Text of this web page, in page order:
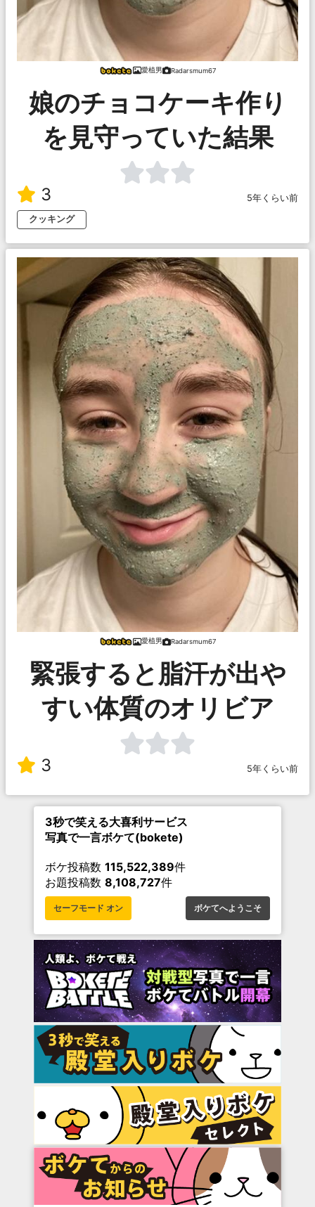
愛植男 Radarsmum67
娘のチョコケーキ作り
を見守っていた結果
3
5年くらい前
クッキング
愛植男 Radarsmum67
緊張すると脂汗が出や
すい体質のオリビア
3 5年くらい前
3秒で笑える大喜利サービス
写真で一言ボケて(bokete)
ボケ投稿数 115,522,389件
お題投稿数 8,108,727件
セーフモード オン ボケてへようこそ